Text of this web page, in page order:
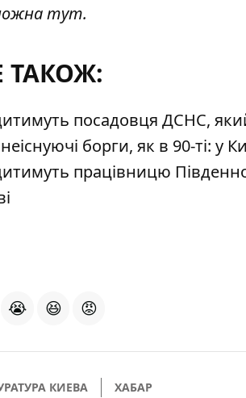
тут.
ТАКОЖ:
посадовця ДСНС,
борги, як в 90-ті: у
працівницю
😭 😆 😡
КИЕВА ХАБАР